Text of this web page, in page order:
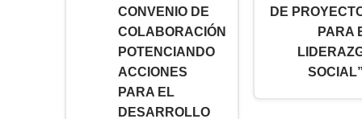
CONVENIO DE
COLABORACIÓN
POTENCIANDO
ACCIONES
PARA EL
DESARROLLO
DE
PARA